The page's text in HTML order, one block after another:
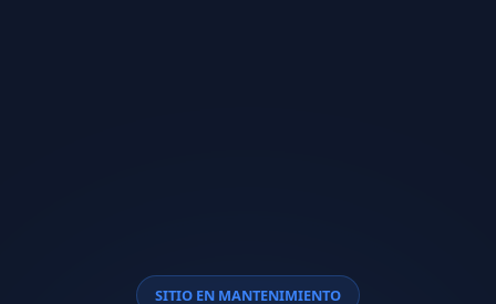
SITIO EN MANTENIMIENTO